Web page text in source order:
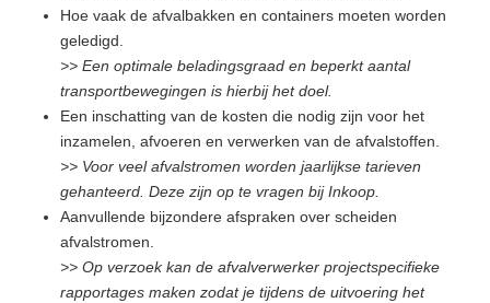
Hoe vaak de afvalbakken en containers moeten worden
geledigd.
>> Een optimale beladingsgraad en beperkt aantal
transportbewegingen is hierbij het doel.
Een inschatting van de kosten die nodig zijn voor het
inzamelen, afvoeren en verwerken van de afvalstoffen.
>> Voor veel afvalstromen worden jaarlijkse tarieven
gehanteerd. Deze zijn op te vragen bij Inkoop.
Aanvullende bijzondere afspraken over scheiden
afvalstromen.
>> Op verzoek kan de afvalverwerker projectspecifieke
rapportages maken zodat je tijdens de uitvoering het